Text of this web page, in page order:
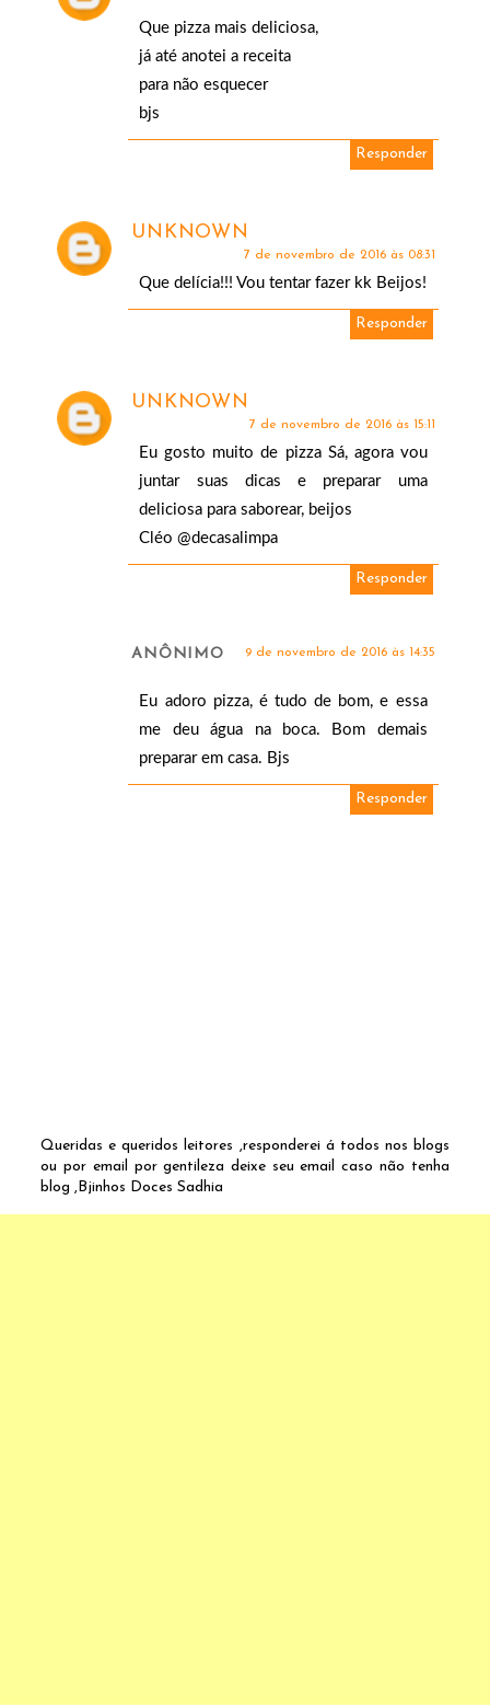
Que pizza mais deliciosa,
já até anotei a receita
para não esquecer
bjs
Responder
UNKNOWN
7 de novembro de 2016 às 08:31
Que delícia!!! Vou tentar fazer kk Beijos!
Responder
UNKNOWN
7 de novembro de 2016 às 15:11
Eu gosto muito de pizza Sá, agora vou
juntar suas dicas e preparar uma
deliciosa para saborear, beijos
Cléo @decasalimpa
Responder
ANÔNIMO 9 de novembro de 2016 às 14:35
Eu adoro pizza, é tudo de bom, e essa
me deu água na boca. Bom demais
preparar em casa. Bjs
Responder
Queridas e queridos leitores ,responderei á todos nos blogs
ou por email por gentileza deixe seu email caso não tenha
blog ,Bjinhos Doces Sadhia